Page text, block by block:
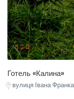
Готель «Калина»
вулиця Івана